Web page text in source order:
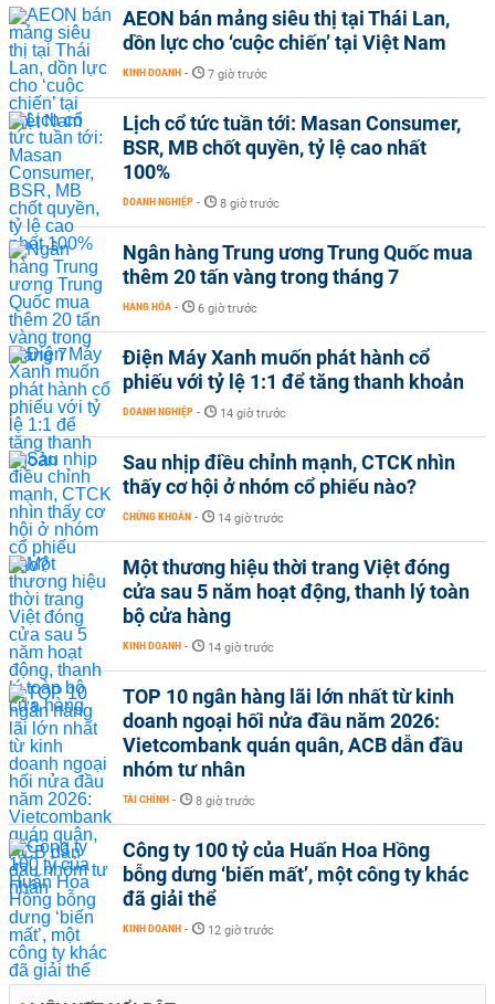
AEON bán mảng siêu thị tại Thái Lan,
dồn lực cho ‘cuộc chiến’ tại Việt Nam
KINH DOANH - 7 giờ trước
Lịch cổ tức tuần tới: Masan Consumer,
BSR, MB chốt quyền, tỷ lệ cao nhất
100%
DOANH NGHIỆP - 8 giờ trước
Ngân hàng Trung ương Trung Quốc mua
thêm 20 tấn vàng trong tháng 7
HÀNG HÓA - 6 giờ trước
Điện Máy Xanh muốn phát hành cổ
phiếu với tỷ lệ 1:1 để tăng thanh khoản
DOANH NGHIỆP - 14 giờ trước
Sau nhịp điều chỉnh mạnh, CTCK nhìn
thấy cơ hội ở nhóm cổ phiếu nào?
CHỨNG KHOÁN - 14 giờ trước
Một thương hiệu thời trang Việt đóng
cửa sau 5 năm hoạt động, thanh lý toàn
bộ cửa hàng
KINH DOANH - 14 giờ trước
TOP 10 ngân hàng lãi lớn nhất từ kinh
doanh ngoại hối nửa đầu năm 2026:
Vietcombank quán quân, ACB dẫn đầu
nhóm tư nhân
TÀI CHÍNH - 8 giờ trước
Công ty 100 tỷ của Huấn Hoa Hồng
bỗng dưng ‘biến mất’, một công ty khác
đã giải thể
KINH DOANH - 12 giờ trước